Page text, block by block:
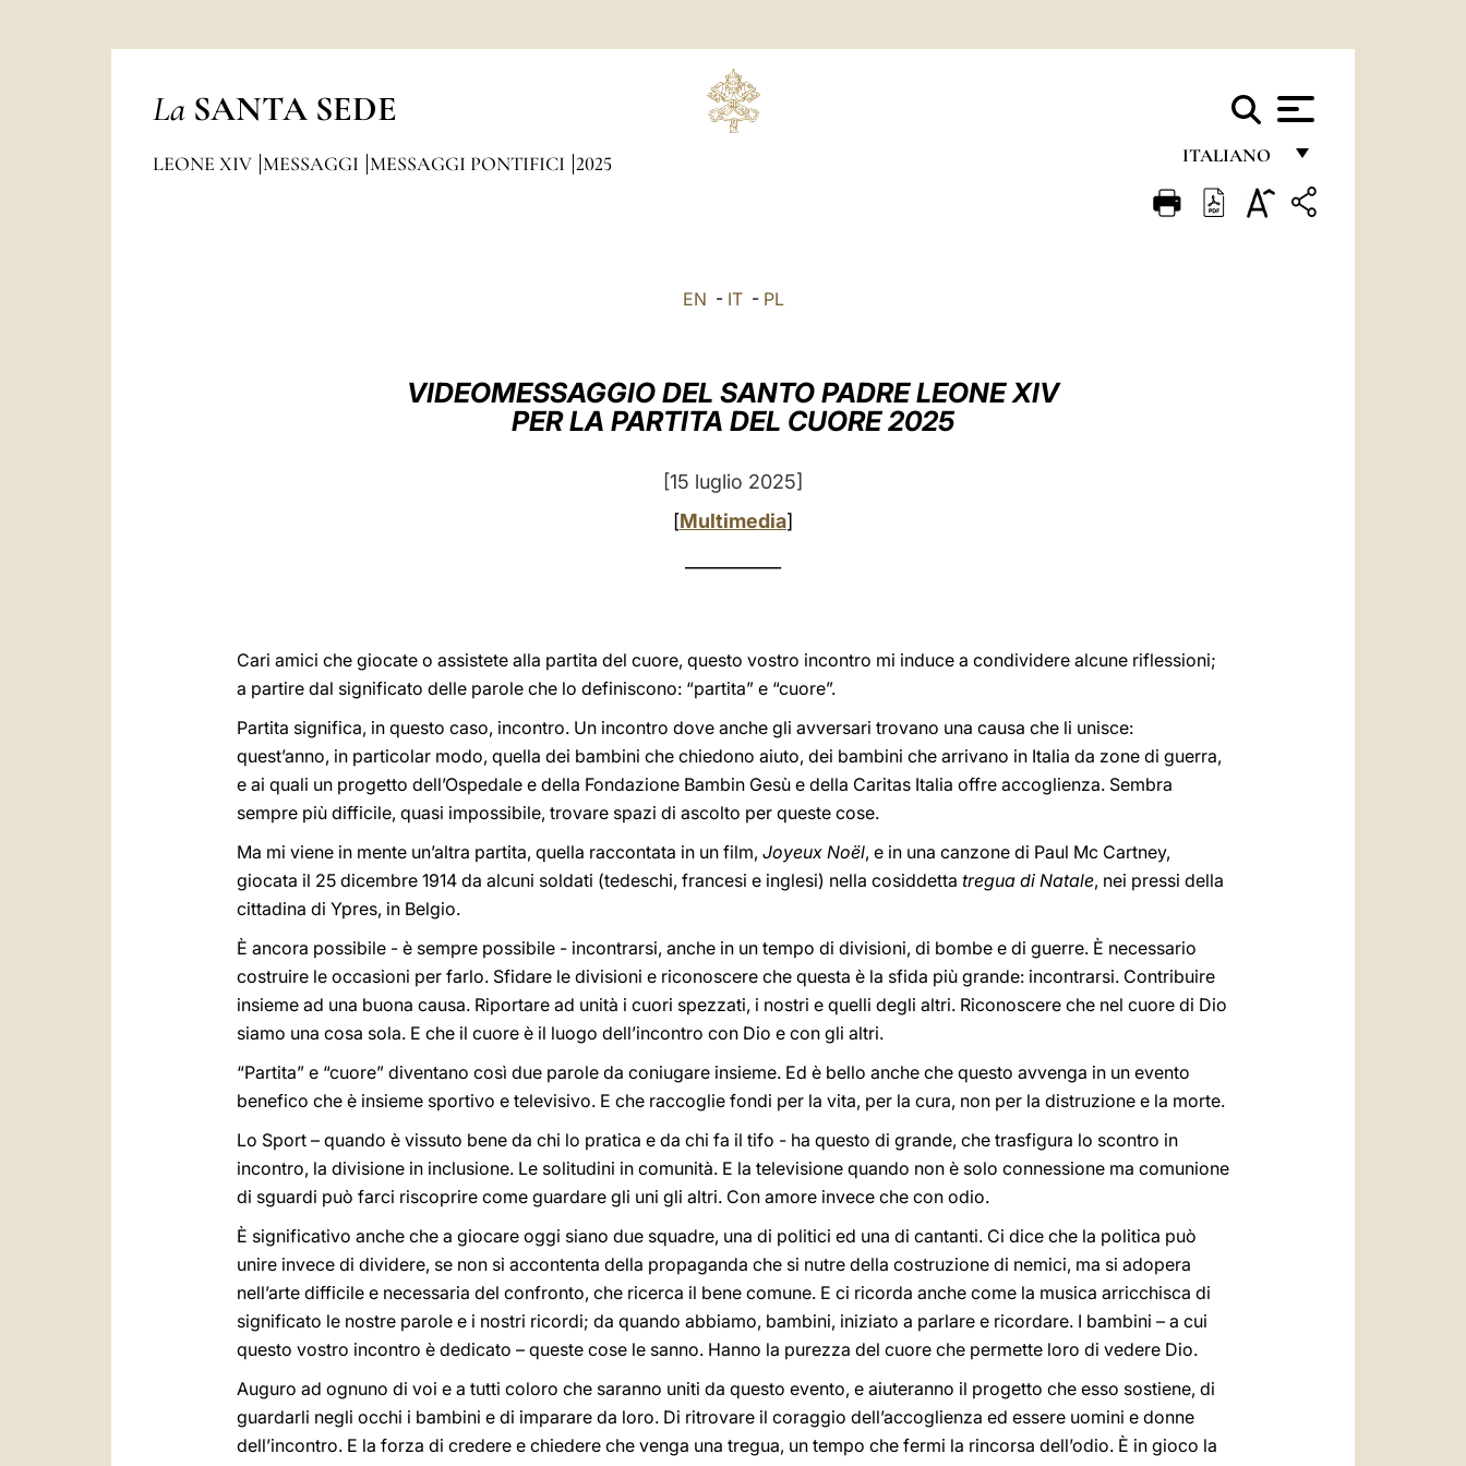
La SANTA SEDE
ITALIANO
FRANÇAIS
LEONE XIV MESSAGGI MESSAGGI PONTIFICI 2025
EN - IT- PL
VIDEOMESSAGGIO DEL SANTO PADRE LEONE XIV
PER LA PARTITA DEL CUORE 2025
[15 luglio 2025]
[Multimedia]
Cari amici che giocate o assistete alla partita del cuore, questo vostro incontro mi induce a condividere alcune riflessioni;
a partire dal significato delle parole che lo definiscono: “partita” e “cuore”.
Partita significa, in questo caso, incontro. Un incontro dove anche gli avversari trovano una causa che li unisce:
quest’anno, in particolar modo, quella dei bambini che chiedono aiuto, dei bambini che arrivano in Italia da zone di guerra,
e ai quali un progetto dell’Ospedale e della Fondazione Bambin Gesù e della Caritas Italia offre accoglienza. Sembra
sempre più difficile, quasi impossibile, trovare spazi di ascolto per queste cose.
Ma mi viene in mente un’altra partita, quella raccontata in un film, Joyeux Noël, e in una canzone di Paul Mc Cartney,
giocata il 25 dicembre 1914 da alcuni soldati (tedeschi, francesi e inglesi) nella cosiddetta tregua di Natale, nei pressi della
cittadina di Ypres, in Belgio.
È ancora possibile - è sempre possibile - incontrarsi, anche in un tempo di divisioni, di bombe e di guerre. È necessario
costruire le occasioni per farlo. Sfidare le divisioni e riconoscere che questa è la sfida più grande: incontrarsi. Contribuire
insieme ad una buona causa. Riportare ad unità i cuori spezzati, i nostri e quelli degli altri. Riconoscere che nel cuore di Dio
siamo una cosa sola. E che il cuore è il luogo dell’incontro con Dio e con gli altri.
“Partita” e “cuore” diventano così due parole da coniugare insieme. Ed è bello anche che questo avvenga in un evento
benefico che è insieme sportivo e televisivo. E che raccoglie fondi per la vita, per la cura, non per la distruzione e la morte.
Lo Sport – quando è vissuto bene da chi lo pratica e da chi fa il tifo - ha questo di grande, che trasfigura lo scontro in
incontro, la divisione in inclusione. Le solitudini in comunità. E la televisione quando non è solo connessione ma comunione
di sguardi può farci riscoprire come guardare gli uni gli altri. Con amore invece che con odio.
È significativo anche che a giocare oggi siano due squadre, una di politici ed una di cantanti. Ci dice che la politica può
unire invece di dividere, se non si accontenta della propaganda che si nutre della costruzione di nemici, ma si adopera
nell’arte difficile e necessaria del confronto, che ricerca il bene comune. E ci ricorda anche come la musica arricchisca di
significato le nostre parole e i nostri ricordi; da quando abbiamo, bambini, iniziato a parlare e ricordare. I bambini – a cui
questo vostro incontro è dedicato – queste cose le sanno. Hanno la purezza del cuore che permette loro di vedere Dio.
Auguro ad ognuno di voi e a tutti coloro che saranno uniti da questo evento, e aiuteranno il progetto che esso sostiene, di
guardarli negli occhi i bambini e di imparare da loro. Di ritrovare il coraggio dell’accoglienza ed essere uomini e donne
dell’incontro. E la forza di credere e chiedere che venga una tregua, un tempo che fermi la rincorsa dell’odio. È in gioco la